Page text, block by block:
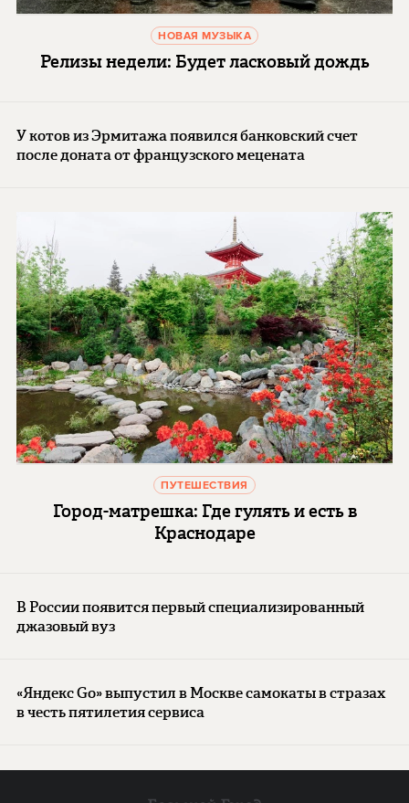
НОВАЯ МУЗЫКА
Релизы недели: Будет ласковый дождь
У котов из Эрмитажа появился банковский счет
после доната от французского мецената
ПУТЕШЕСТВИЯ
Город-матрешка: Где гулять и есть в
Краснодаре
В России появится первый специализированный
джазовый вуз
«Яндекс Go» выпустил в Москве самокаты в стразах
в честь пятилетия сервиса